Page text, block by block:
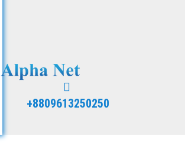
+8809613250250